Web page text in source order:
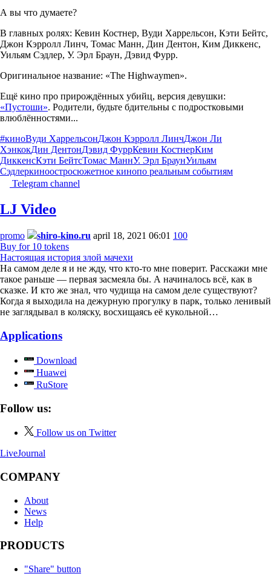
А вы что думаете?
В главных ролях: Кевин Костнер, Вуди Харрельсон, Кэти Бейтс,
Джон Кэрролл Линч, Томас Манн, Дин Дентон, Ким Диккенс,
Уильям Сэдлер, У. Эрл Браун, Дэвид Фурр.
Оригинальное название: «The Highwaymen».
Ещё кино про прирождённых убийц, версия девушки:
«Пустоши». Родители, будьте бдительны с подростковыми
влюблённостями...
#киноВуди ХаррельсонДжон Кэрролл ЛинчДжон Ли
ХэнкокДин ДентонДэвид ФуррКевин КостнерКим
ДиккенсКэти БейтсТомас МаннУ. Эрл БраунУильям
Сэдлеркиноостросюжетное кинопо реальным событиям
Telegram channel
LJ Video
promo shiro-kino.ru april 18, 2021 06:01 100
Buy for 10 tokens
Настоящая история злой мачехи
На самом деле я и не жду, что кто-то мне поверит. Расскажи мне
такое раньше — первая засмеяла бы. А начиналось всё, как в
сказке. И кто же знал, что чудища на самом деле существуют?
Когда я выходила на дежурную прогулку в парк, только ленивый
не заглядывал в коляску, восхищаясь её кукольной…
Applications
Download
Huawei
RuStore
Follow us:
Follow us on Twitter
LiveJournal
COMPANY
About
News
Help
PRODUCTS
"Share" button